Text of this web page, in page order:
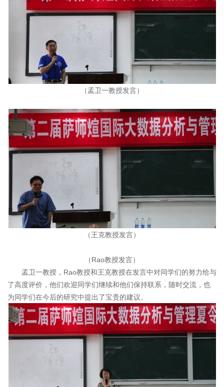
（孟卫一教授发言）
（王克教授发言）
（Rao教授发言）
孟卫一教授，Rao教授和王克教授在发言中对同学们的努力给与
了高度评价，他们欢迎同学们继续和他们保持联系，随时交流，也
为同学们在今后的研究中提出了宝贵的建议。